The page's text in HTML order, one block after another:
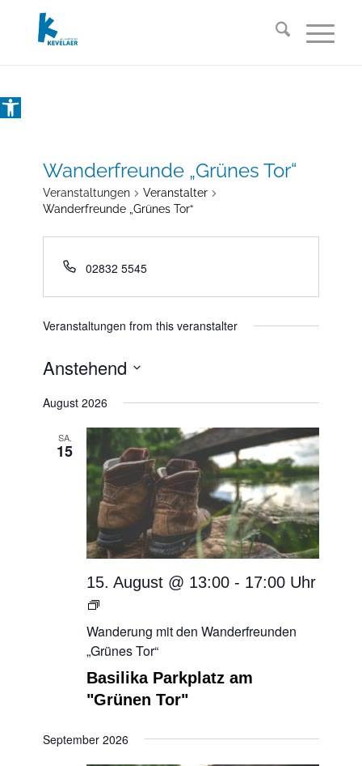
Open toolbar
Wanderfreunde „Grünes Tor“
Veranstaltungen
Veranstalter
Wanderfreunde „Grünes Tor“
02832 5545
Veranstaltungen from this veranstalter
Anstehend
August 2026
SA.
15
15. August @ 13:00 - 17:00
Wanderung
mit
den
Wanderfreunden
„Grünes
Wanderung mit den Wanderfreunden
„Grünes Tor“
Basilika Parkplatz am
"Grünen Tor"
September 2026